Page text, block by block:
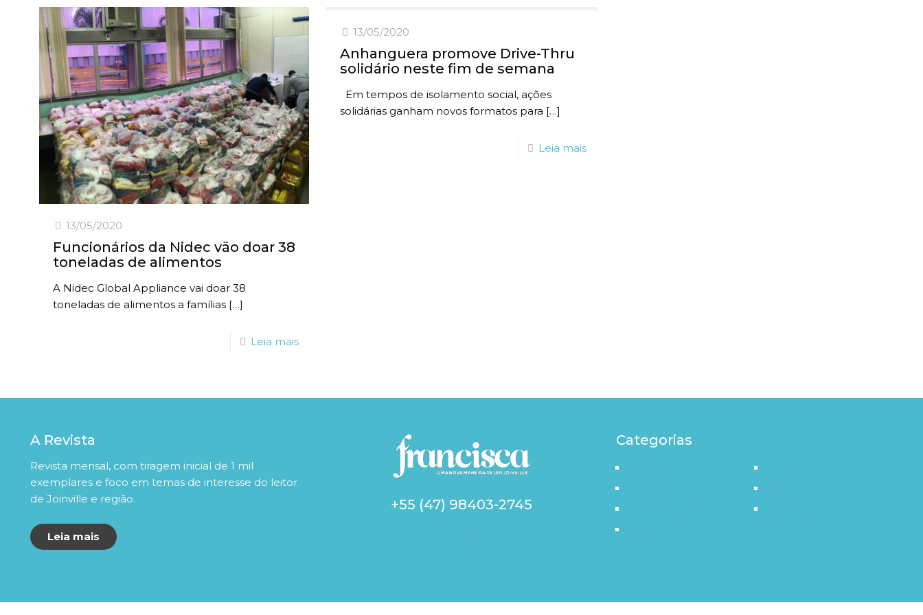
13/05/2020
Funcionários da Nidec vão doar 38
toneladas de alimentos
A Nidec Global Appliance vai doar 38
toneladas de alimentos a famílias[…]
Leia mais
13/05/2020
Anhanguera promove Drive-Thru
solidário neste fim de semana
Em tempos de isolamento social, ações
solidárias ganham novos formatos para […]
Leia mais
A Revista
Revista mensal, com tiragem inicial de 1 mil
exemplares e foco em temas de interesse do leitor
de Joinville e região.
Leia mais
+55 (47) 98403-2745
Categorias